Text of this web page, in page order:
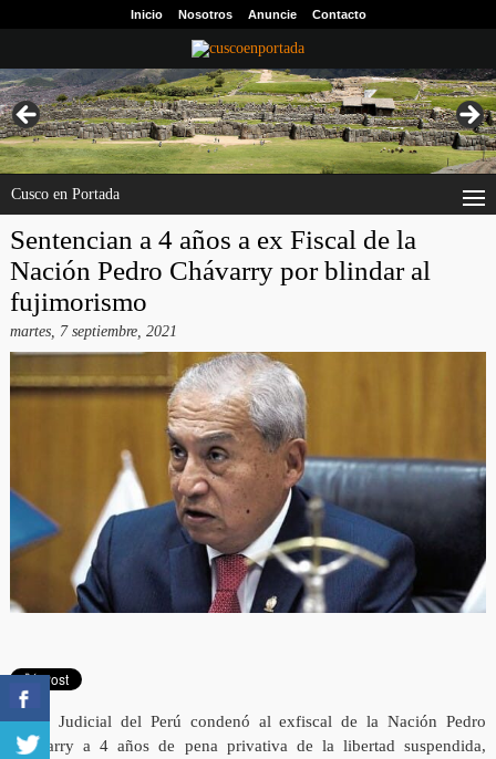
Inicio Nosotros Anuncie Contacto
Cusco en Portada
Sentencian a 4 años a ex Fiscal de la
Nación Pedro Chávarry por blindar al
fujimorismo
martes, 7 septiembre, 2021
Poder Judicial del Perú condenó al exfiscal de la Nación Pedro
Chávarry a 4 años de pena privativa de la libertad suspendida,